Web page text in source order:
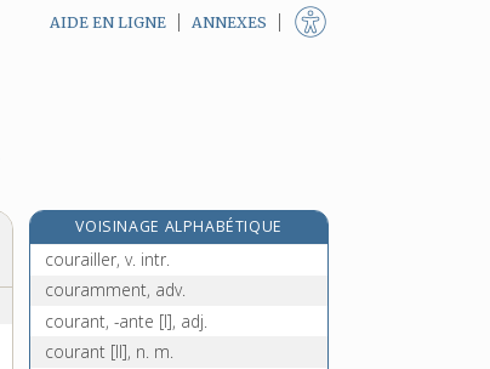
AIDE EN LIGNE ANNEXES
VOISINAGE ALPHABÉTIQUE
courageux, -euse, adj.
courailler, v. intr.
couramment, adv.
courant, -ante [I], adj.
courant [II], n. m.